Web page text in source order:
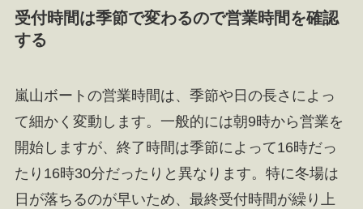
受付時間は季節で変わるので営業時間を確認
する
嵐山ボートの営業時間は、季節や日の長さによっ
て細かく変動します。一般的には朝9時から営業を
開始しますが、終了時間は季節によって16時だっ
たり16時30分だったりと異なります。特に冬場は
日が落ちるのが早いため、最終受付時間が繰り上